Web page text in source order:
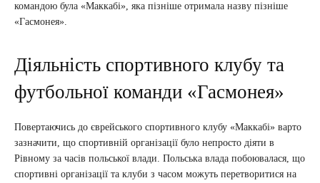
командою була «Маккабі», яка пізніше отримала назву пізніше
«Гасмонея».
Діяльність спортивного клубу та
футбольної команди «Гасмонея»
Повертаючись до єврейського спортивного клубу «Маккабі» варто
зазначити, що спортивній організації було непросто діяти в
Рівному за часів польської влади. Польська влада побоювалася, що
спортивні організації та клуби з часом можуть перетворитися на